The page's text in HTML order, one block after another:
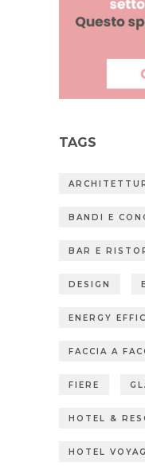
TAGS
BANDI E
BAR E
DESIGN
ENERGY
FACCIA A
FIERE
HOTEL &
HOTEL